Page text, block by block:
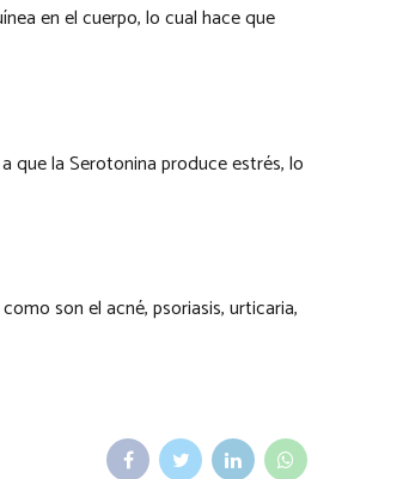
en el cuerpo, lo cual hace que
que la Serotonina produce estrés, lo
son el acné, psoriasis, urticaria,